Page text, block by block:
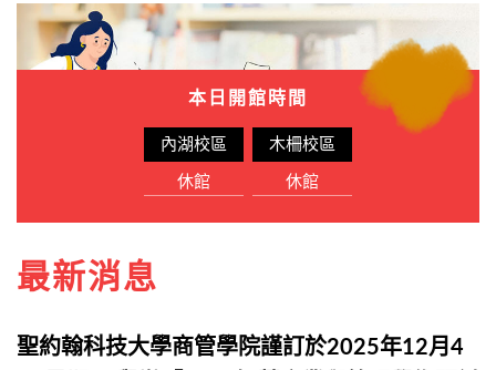
本日開館時間
內湖校區
休館
木柵校區
休館
最新消息
聖約翰科技大學商管學院謹訂於2025年12月4